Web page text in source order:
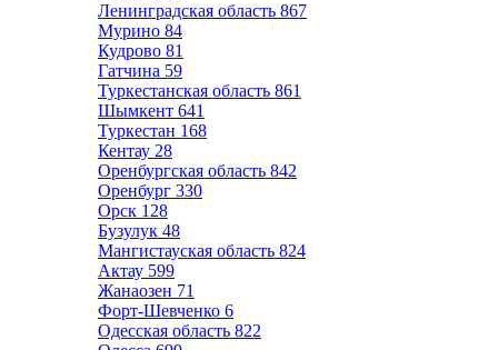
Ленинградская область 867
Мурино 84
Кудрово 81
Гатчина 59
Туркестанская область 861
Шымкент 641
Туркестан 168
Кентау 28
Оренбургская область 842
Оренбург 330
Орск 128
Бузулук 48
Мангистауская область 824
Актау 599
Жанаозен 71
Форт-Шевченко 6
Одесская область 822